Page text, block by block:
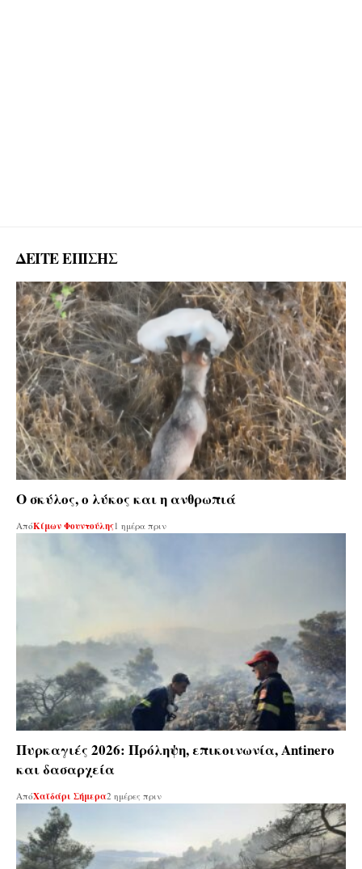
ΔΕΙΤΕ ΕΠΙΣΗΣ
Ο σκύλος, ο λύκος και η ανθρωπιά
ΑπόΚίμων Φουντούλης1 ημέρα πριν
Πυρκαγιές 2026: Πρόληψη, επικοινωνία, Antinero
και δασαρχεία
ΑπόΧαϊδάρι Σήμερα2 ημέρες πριν